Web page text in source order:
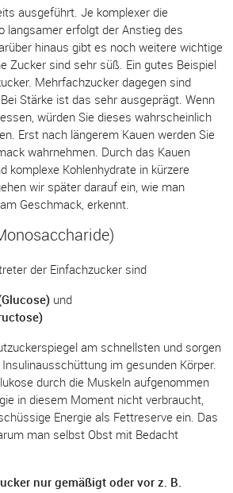
ausgeführt. Je komplexer die
langsamer erfolgt der Anstieg des
hinaus gibt es noch weitere wichtige
Zucker sind sehr süß. Ein gutes Beispiel
Mehrfachzucker dagegen sind
Stärke ist das sehr ausgeprägt. Wenn
würden Sie dieses wahrscheinlich
Erst nach längerem Kauen werden Sie
wahrnehmen. Durch das Kauen
komplexe Kohlenhydrate in kürzere
wir später darauf ein, wie man
Geschmack, erkennt.
der Einfachzucker sind
und
am schnellsten und sorgen
im gesunden Körper.
durch die Muskeln aufgenommen
in diesem Moment nicht verbraucht,
Energie als Fettreserve ein. Das
man selbst Obst mit Bedacht
nur gemäßigt oder vor z. B.